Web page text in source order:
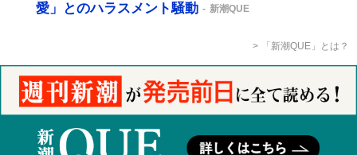
愛」とのハラスメント騒動
新潮QUE
「新潮QUE」とは？